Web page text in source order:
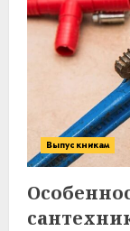
Выпускникам